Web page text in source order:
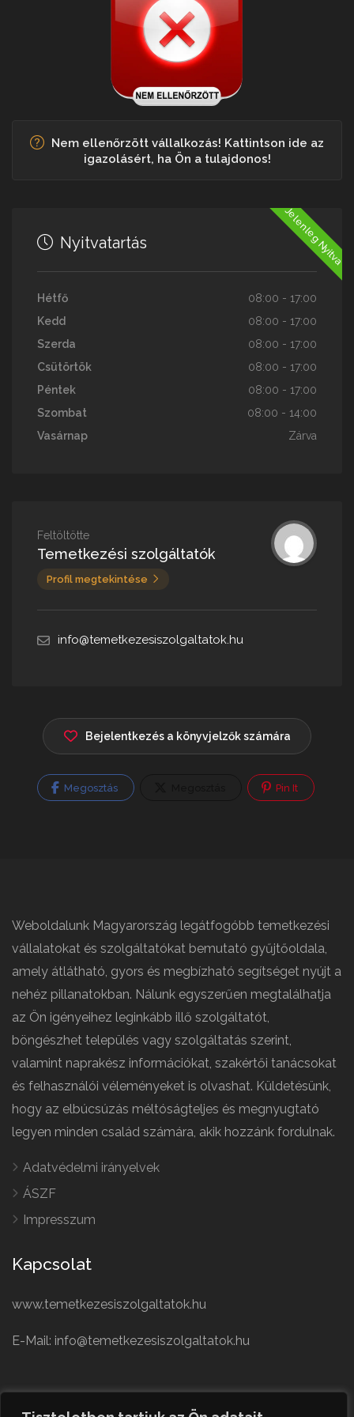
Nem ellenőrzött vállalkozás! Kattintson ide az
igazolásért, ha Ön a tulajdonos!
Jelenleg Nyitva
Nyitvatartás
Hétfő
08:00 - 17:00
Kedd
08:00 - 17:00
Szerda
08:00 - 17:00
Csütörtök
08:00 - 17:00
Péntek
08:00 - 17:00
Szombat
08:00 - 14:00
Vasárnap
Zárva
Feltöltötte
Temetkezési szolgáltatók
Profil megtekintése
info@temetkezesiszolgaltatok.hu
Bejelentkezés a könyvjelzők számára
Megosztás Pin It
Weboldalunk Magyarország legátfogóbb temetkezési
vállalatokat és szolgáltatókat bemutató gyűjtőoldala,
amely átlátható, gyors és megbízható segítséget nyújt a
nehéz pillanatokban. Nálunk egyszerűen megtalálhatja
az Ön igényeihez leginkább illő szolgáltatót,
böngészhet település vagy szolgáltatás szerint,
valamint naprakész információkat, szakértői tanácsokat
és felhasználói véleményeket is olvashat. Küldetésünk,
hogy az elbúcsúzás méltóságteljes és megnyugtató
legyen minden család számára, akik hozzánk fordulnak.
Adatvédelmi irányelvek
ÁSZF
Impresszum
Kapcsolat
www.temetkezesiszolgaltatok.hu
E-Mail: info@temetkezesiszolgaltatok.hu